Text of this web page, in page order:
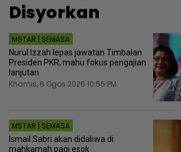
Disyorkan
MSTAR | SEMASA
Nurul Izzah lepas jawatan Timbalan
Presiden PKR, mahu fokus pengajian
lanjutan
Khamis, 6 Ogos 2026 10:55 PM
MSTAR | SEMASA
Ismail Sabri akan didakwa di
mahkamah pagi esok